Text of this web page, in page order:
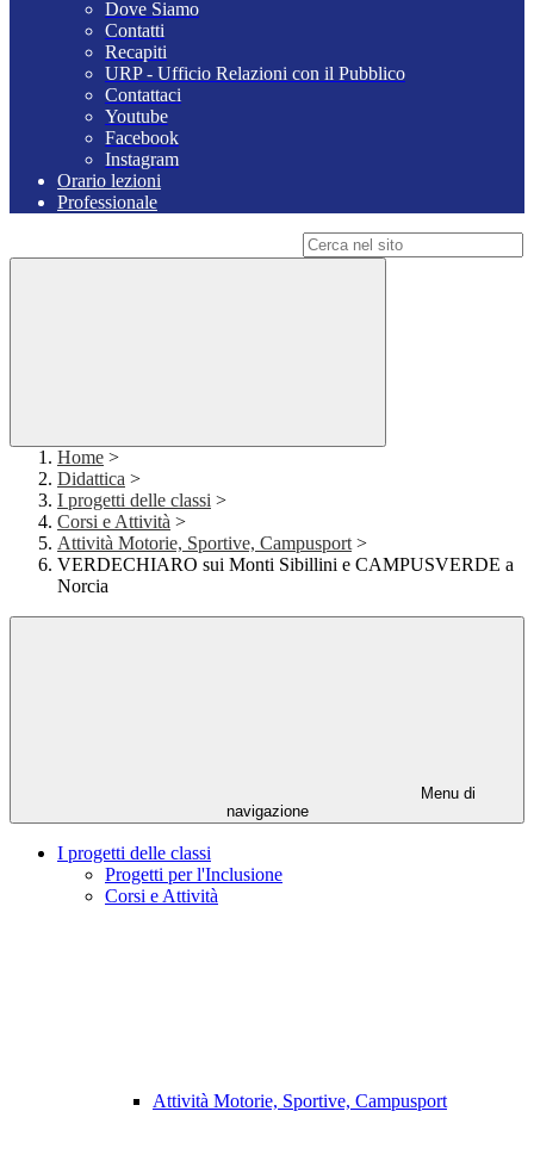
Dove Siamo
Contatti
Recapiti
URP - Ufficio Relazioni con il Pubblico
Contattaci
Youtube
Facebook
Instagram
Orario lezioni
Professionale
Home >
Didattica >
I progetti delle classi >
Corsi e Attività >
Attività Motorie, Sportive, Campusport >
VERDECHIARO sui Monti Sibillini e CAMPUSVERDE a
Norcia
Menu di
navigazione
I progetti delle classi
Progetti per l'Inclusione
Corsi e Attività
Attività Motorie, Sportive, Campusport